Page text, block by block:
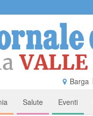
Barga
Salute Eventi